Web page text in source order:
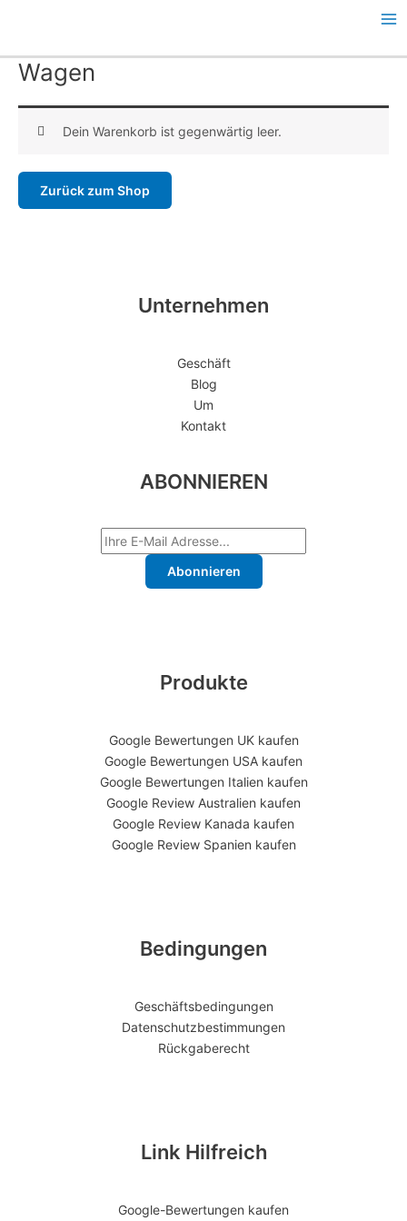
Wagen
Dein Warenkorb ist gegenwärtig leer.
Zurück zum Shop
Unternehmen
Geschäft
Blog
Um
Kontakt
ABONNIEREN
Abonnieren
Produkte
Google Bewertungen UK kaufen
Google Bewertungen USA kaufen
Google Bewertungen Italien kaufen
Google Review Australien kaufen
Google Review Kanada kaufen
Google Review Spanien kaufen
Bedingungen
Geschäftsbedingungen
Datenschutzbestimmungen
Rückgaberecht
Link Hilfreich
Google-Bewertungen kaufen